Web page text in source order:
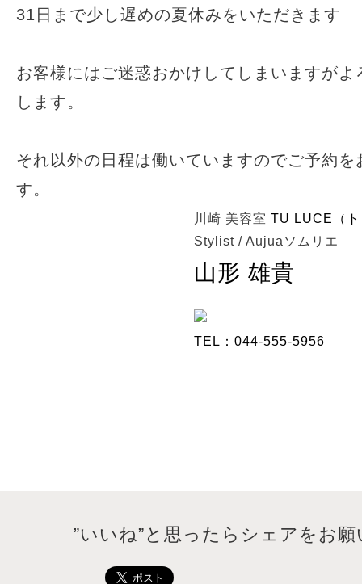
31日まで少し遅めの夏休みをいただきます
お客様にはご迷惑おかけしてしまいますが
します。
それ以外の日程は働いていますのでご予約を
す。
川崎 美容室 TU LUCE（
Stylist / Aujuaソムリエ
山形 雄貴
TEL：044-555-5956
”いいね”と思ったらシェアをお